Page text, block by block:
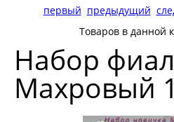
первый предыдущий
Товаров в данной
Набор
Махровый